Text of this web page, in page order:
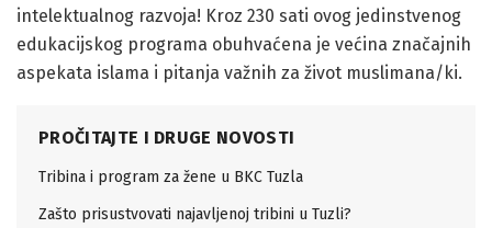
intelektualnog razvoja! Kroz 230 sati ovog jedinstvenog
edukacijskog programa obuhvaćena je većina značajnih
aspekata islama i pitanja važnih za život muslimana/ki.
PROČITAJTE I DRUGE NOVOSTI
Tribina i program za žene u BKC Tuzla
Zašto prisustvovati najavljenoj tribini u Tuzli?